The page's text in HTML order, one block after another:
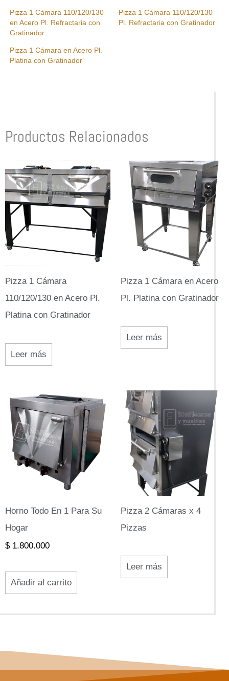
Pizza 1 Cámara 110/120/130
en Acero Pl. Refractaria con
Gratinador
Pizza 1 Cámara 110/120/130
Pl. Refractaria con Gratinador
Pizza 1 Cámara en Acero Pl.
Platina con Gratinador
Productos Relacionados
Pizza 1 Cámara
110/120/130 en Acero Pl.
Platina con Gratinador
Leer más
Pizza 1 Cámara en Acero
Pl. Platina con Gratinador
Leer más
Horno Todo En 1 Para Su
Hogar
$1.800.000
Añadir al carrito
Pizza 2 Cámaras x 4
Pizzas
Leer más